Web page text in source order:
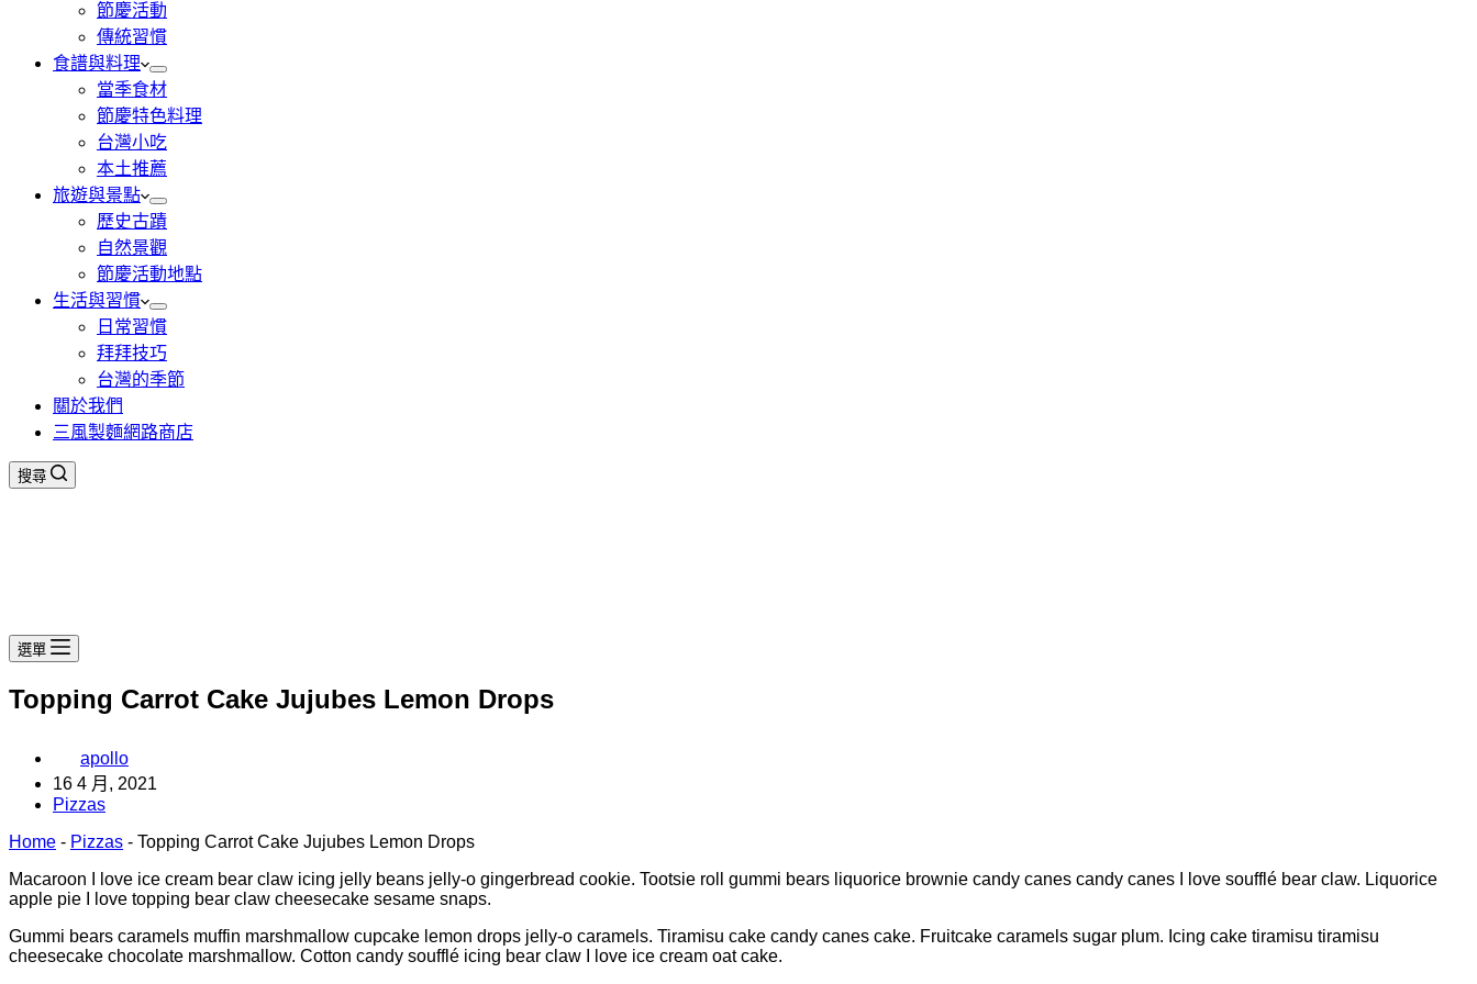
節慶活動
傳統習慣
食譜與料理
當季食材
節慶特色料理
台灣小吃
本土推薦
旅遊與景點
歷史古蹟
自然景觀
節慶活動地點
生活與習慣
日常習慣
拜拜技巧
台灣的季節
關於我們
三風製麵網路商店
搜尋
選單
Topping Carrot Cake Jujubes Lemon Drops
apollo
16 4 月, 2021
Pizzas
Home - Pizzas - Topping Carrot Cake Jujubes Lemon Drops
Macaroon I love ice cream bear claw icing jelly beans jelly-o gingerbread cookie. Tootsie roll gummi bears liquorice brownie candy canes candy canes I love soufflé bear claw. Liquorice
apple pie I love topping bear claw cheesecake sesame snaps.
Gummi bears caramels muffin marshmallow cupcake lemon drops jelly-o caramels. Tiramisu cake candy canes cake. Fruitcake caramels sugar plum. Icing cake tiramisu tiramisu
cheesecake chocolate marshmallow. Cotton candy soufflé icing bear claw I love ice cream oat cake.